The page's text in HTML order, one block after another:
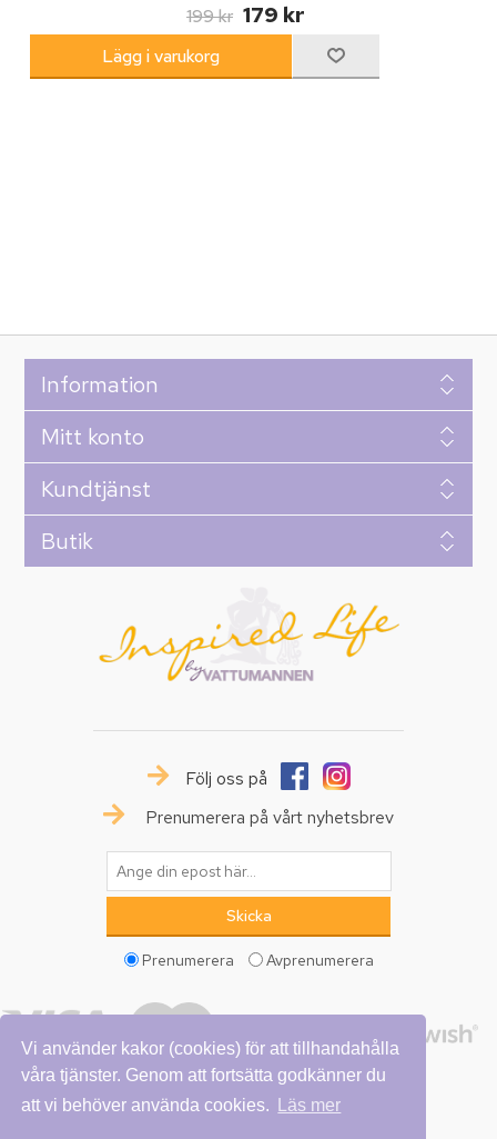
Vi använder kakor (cookies) för att tillhandahålla
våra tjänster. Genom att fortsätta godkänner du
att vi behöver använda cookies.
Läs mer
199 kr 179 kr
Information
Mitt konto
Kundtjänst
Butik
Följ oss på
Prenumerera på vårt nyhetsbrev
Prenumerera Avprenumerera